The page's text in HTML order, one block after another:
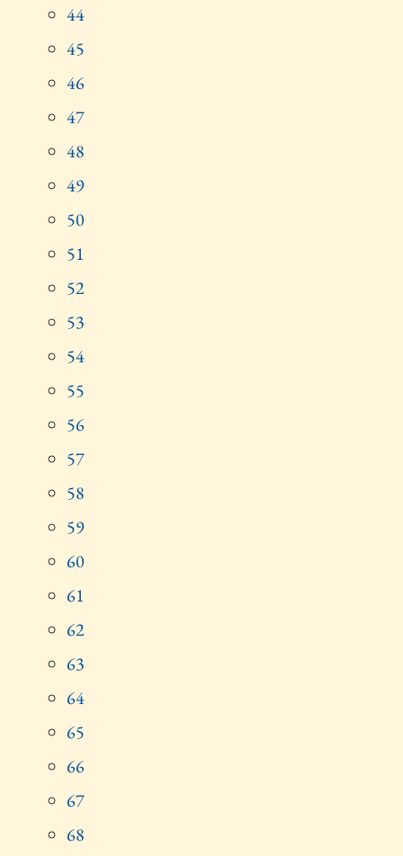
44
45
46
47
48
49
50
51
52
53
54
55
56
57
58
59
60
61
62
63
64
65
66
67
68